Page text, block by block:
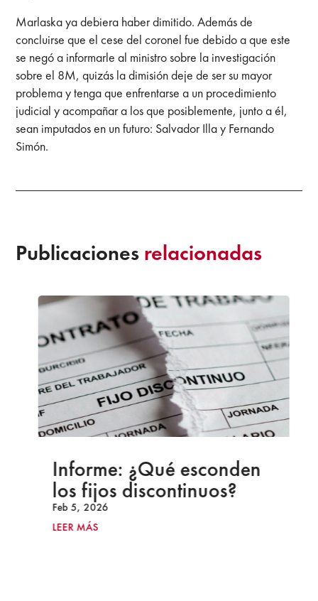
Marlaska ya debiera haber dimitido. Además de
concluirse que el cese del coronel fue debido a que este
se negó a informarle al ministro sobre la investigación
sobre el 8M, quizás la dimisión deje de ser su mayor
problema y tenga que enfrentarse a un procedimiento
judicial y acompañar a los que posiblemente, junto a él,
sean imputados en un futuro: Salvador Illa y Fernando
Simón.
Publicaciones relacionadas
Informe: ¿Qué esconden
los fijos discontinuos?
Feb 5, 2026
LEER MÁS